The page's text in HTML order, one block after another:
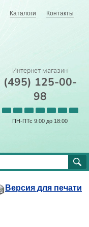
Каталоги Контакты
Интернет магазин
(495) 125-00-
98
ПН-ПТс 9:00 до 18:00
Версия для печати